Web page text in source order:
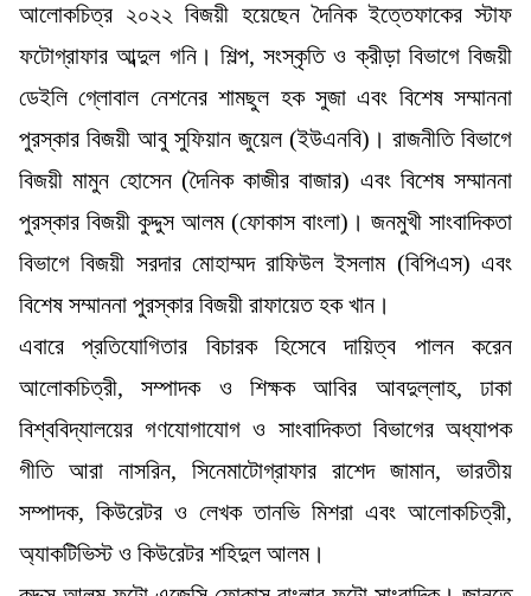
আলোকচিত্র ২০২২ বিজয়ী হয়েছেন দৈনিক ইত্তেফাকের স্টাফ
ফটোগ্রাফার আব্দুল গনি। শিল্প, সংস্কৃতি ও ক্রীড়া বিভাগে বিজয়ী
ডেইলি গ্লোবাল নেশনের শামছুল হক সুজা এবং বিশেষ সম্মাননা
পুরস্কার বিজয়ী আবু সুফিয়ান জুয়েল (ইউএনবি)। রাজনীতি বিভাগে
বিজয়ী মামুন হোসেন (দৈনিক কাজীর বাজার) এবং বিশেষ সম্মাননা
পুরস্কার বিজয়ী কুদ্দুস আলম (ফোকাস বাংলা)। জনমুখী সাংবাদিকতা
বিভাগে বিজয়ী সরদার মোহাম্মদ রাফিউল ইসলাম (বিপিএস) এবং
বিশেষ সম্মাননা পুরস্কার বিজয়ী রাফায়েত হক খান।
এবারে প্রতিযোগিতার বিচারক হিসেবে দায়িত্ব পালন করেন
আলোকচিত্রী, সম্পাদক ও শিক্ষক আবির আবদুল্লাহ, ঢাকা
বিশ্ববিদ্যালয়ের গণযোগাযোগ ও সাংবাদিকতা বিভাগের অধ্যাপক
গীতি আরা নাসরিন, সিনেমাটোগ্রাফার রাশেদ জামান, ভারতীয়
সম্পাদক, কিউরেটর ও লেখক তানভি মিশরা এবং আলোকচিত্রী,
অ্যাকটিভিস্ট ও কিউরেটর শহিদুল আলম।